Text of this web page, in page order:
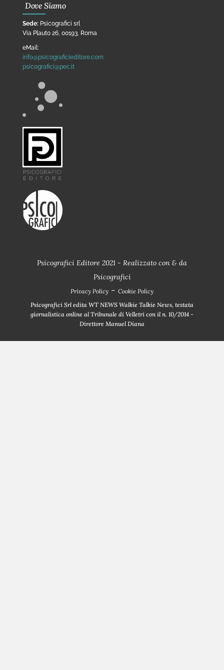
Dove Siamo
Sede: Psicografici srl
Via Plauto 26, 00193, Roma
eMail:
info@psicograficieditore.com
psicografici@pec.it
Psicografici Editore 2021 - Realizzato con & da
Psicografici
Privacy Policy - Cookie Policy
Psicografici Srl edita WT NEWS Walkie Talkie News, testata
giornalistica online al Tribunale di Velletri con il n. 10/2014 -
Direttore Manuel Diana